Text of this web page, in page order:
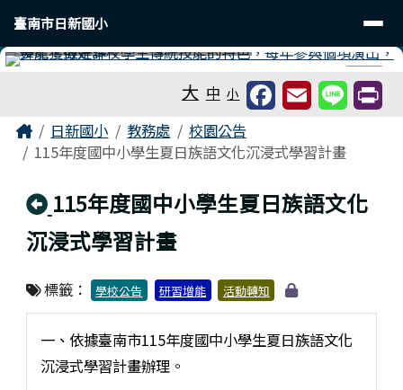
臺南市日新國小
導覽列
臺南市日新國小
⏸
大 中 小
主內容區域
Home日新國小 教務處
校園公告
115年度國中小學生夏日族語文化沉浸式學習計畫
回上頁
115年度國中小學生夏日族語文化
沉浸式學習計畫
標籤： 學校公告 研習增能 活動轉知
一、依據臺南市115年度國中小學生夏日族語文化
沉浸式學習計畫辦理。
頁尾區域